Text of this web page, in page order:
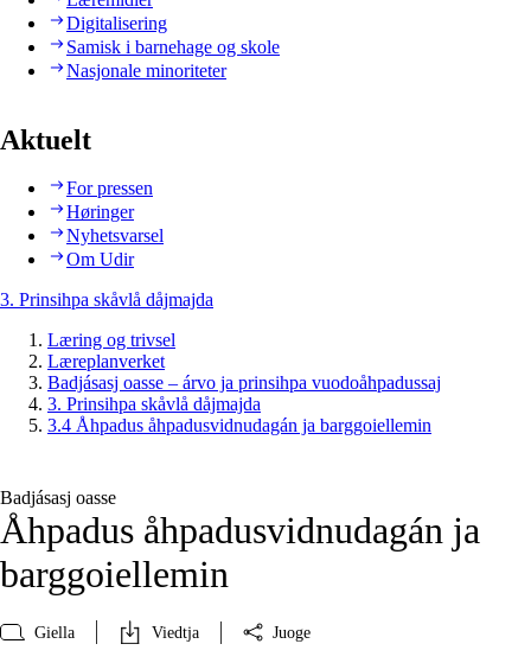
Digitalisering
Samisk i barnehage og skole
Nasjonale minoriteter
Aktuelt
For pressen
Høringer
Nyhetsvarsel
Om Udir
3. Prinsihpa skåvlå dåjmajda
Læring og trivsel
Læreplanverket
Badjásasj oasse – árvo ja prinsihpa vuodoåhpadussaj
3. Prinsihpa skåvlå dåjmajda
3.4 Åhpadus åhpadusvidnudagán ja barggoiellemin
Badjásasj oasse
Åhpadus åhpadusvidnudagán ja
barggoiellemin
Giella Viedtja Juoge